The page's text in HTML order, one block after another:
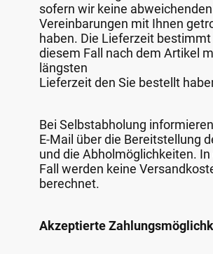
sofern wir keine abweichenden
Vereinbarungen mit Ihnen
haben. Die Lieferzeit bestimmt
diesem Fall nach dem Artikel
längsten
Lieferzeit den Sie bestellt
Bei Selbstabholung
E-Mail über die Bereitstellung
und die Abholmöglichkeiten.
Fall werden keine
berechnet.
Akzeptierte